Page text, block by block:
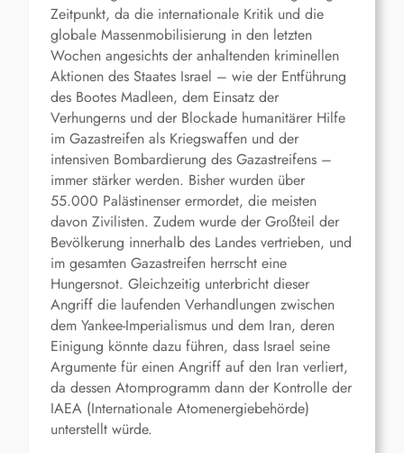
Zeitpunkt, da die internationale Kritik und die
globale Massenmobilisierung in den letzten
Wochen angesichts der anhaltenden kriminellen
Aktionen des Staates Israel – wie der Entführung
des Bootes Madleen, dem Einsatz der
Verhungerns und der Blockade humanitärer Hilfe
im Gazastreifen als Kriegswaffen und der
intensiven Bombardierung des Gazastreifens –
immer stärker werden. Bisher wurden über
55.000 Palästinenser ermordet, die meisten
davon Zivilisten. Zudem wurde der Großteil der
Bevölkerung innerhalb des Landes vertrieben, und
im gesamten Gazastreifen herrscht eine
Hungersnot. Gleichzeitig unterbricht dieser
Angriff die laufenden Verhandlungen zwischen
dem Yankee-Imperialismus und dem Iran, deren
Einigung könnte dazu führen, dass Israel seine
Argumente für einen Angriff auf den Iran verliert,
da dessen Atomprogramm dann der Kontrolle der
IAEA (Internationale Atomenergiebehörde)
unterstellt würde.